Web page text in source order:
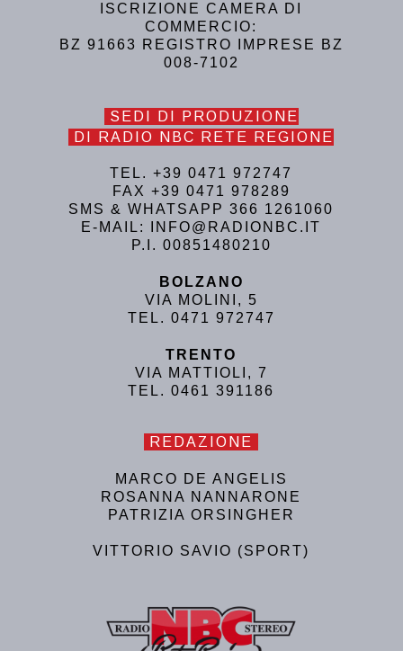
ISCRIZIONE CAMERA DI
COMMERCIO:
BZ 91663 REGISTRO IMPRESE BZ
008-7102
SEDI DI PRODUZIONE
DI RADIO NBC RETE REGIONE
TEL. +39 0471 972747
FAX +39 0471 978289
SMS & WHATSAPP 366 1261060
E-MAIL: INFO@RADIONBC.IT
P.I. 00851480210
BOLZANO
VIA MOLINI, 5
TEL. 0471 972747
TRENTO
VIA MATTIOLI, 7
TEL. 0461 391186
REDAZIONE
MARCO DE ANGELIS
ROSANNA NANNARONE
PATRIZIA ORSINGHER
VITTORIO SAVIO (SPORT)